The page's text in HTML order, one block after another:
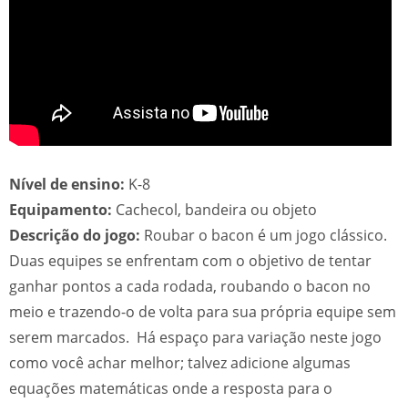
Nível de ensino: K-8
Equipamento: Cachecol, bandeira ou objeto
Descrição do jogo: Roubar o bacon é um jogo clássico.
Duas equipes se enfrentam com o objetivo de tentar
ganhar pontos a cada rodada, roubando o bacon no
meio e trazendo-o de volta para sua própria equipe sem
serem marcados. Há espaço para variação neste jogo
como você achar melhor; talvez adicione algumas
equações matemáticas onde a resposta para o